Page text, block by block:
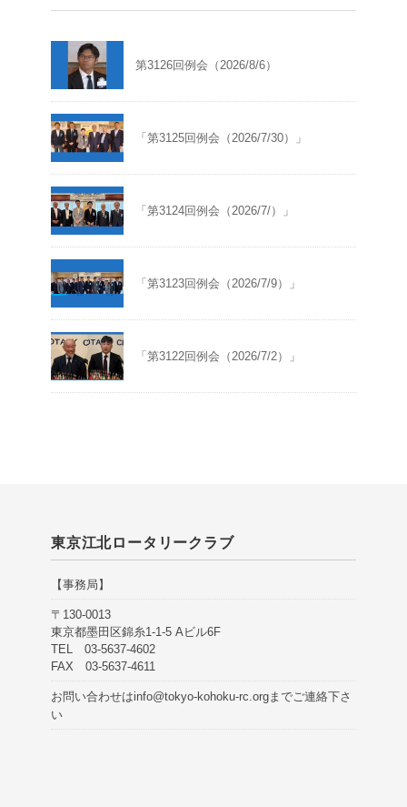
第3126回例会（2026/8/6）
「第3125回例会（2026/7/30）」
「第3124回例会（2026/7/）」
「第3123回例会（2026/7/9）」
「第3122回例会（2026/7/2）」
東京江北ロータリークラブ
【事務局】
〒130-0013
東京都墨田区錦糸1-1-5 Aビル6F
TEL 03-5637-4602
FAX 03-5637-4611
お問い合わせはinfo@tokyo-kohoku-rc.org までご連絡下さ
い